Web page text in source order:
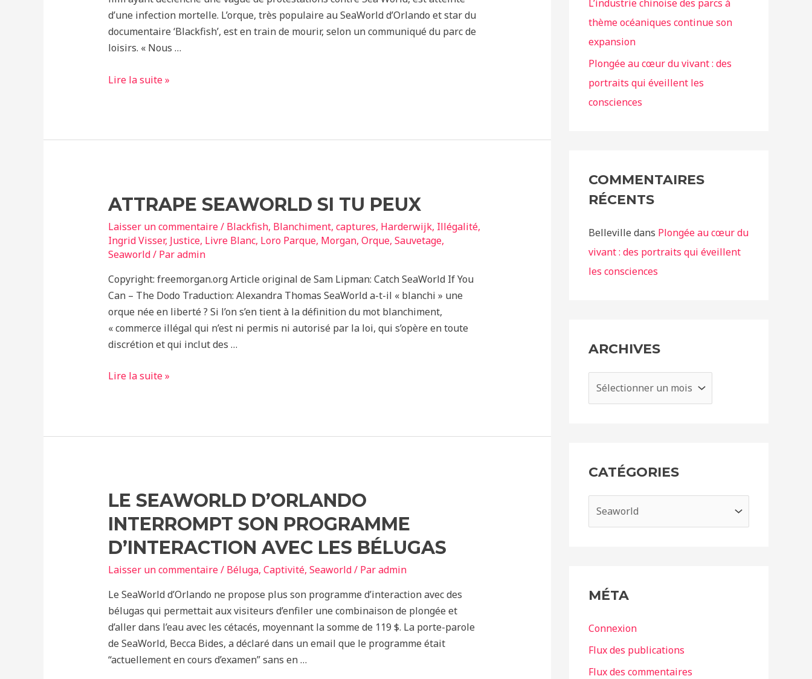
d’une infection mortelle. L’orque, très populaire au SeaWorld d’Orlando et star du
documentaire ‘Blackfish’, est en train de mourir, selon un communiqué du parc de
loisirs. « Nous …
Tilikum,
Sujet
Est
Mourant
Lire la suite »
ATTRAPE SEAWORLD SI TU PEUX
Laisser un commentaire/ Blackfish, Blanchiment, captures, Harderwijk, Illégalité,
Ingrid Visser, Justice, Livre Blanc, Loro Parque, Morgan, Orque, Sauvetage,
Seaworld/ Paradmin
Copyright: freemorgan.org Article original de Sam Lipman: Catch SeaWorld If You
Can – The Dodo Traduction: Alexandra Thomas SeaWorld a-t-il « blanchi » une
orque née en liberté ? Si l’on s’en tient à la définition du mot blanchiment,
« commerce illégal qui n’est ni permis ni autorisé par la loi, qui s’opère en toute
discrétion et qui inclut des …
Attrape
Peux
Lire la suite »
LE SEAWORLD D’ORLANDO
INTERROMPT SON PROGRAMME
D’INTERACTION AVEC LES BÉLUGAS
Laisser un commentaire/ Béluga, Captivité, Seaworld/ Paradmin
Le SeaWorld d’Orlando ne propose plus son programme d’interaction avec des
bélugas qui permettait aux visiteurs d’enfiler une combinaison de plongée et
d’aller dans l’eau avec les cétacés, moyennant la somme de 119 $. La porte-parole
de SeaWorld, Becca Bides, a déclaré dans un email que le programme était
“actuellement en cours d’examen” sans en …
L’industrie chinoise des parcs à
thème océaniques continue son
expansion
Plongée au cœur du vivant : des
portraits qui éveillent les
consciences
COMMENTAIRES
RÉCENTS
Belleville dans Plongée au cœur du
vivant : des portraits qui éveillent
les consciences
ARCHIVES
r
v
e
CATÉGORIES
a
o
MÉTA
Connexion
Flux des publications
Flux des commentaires